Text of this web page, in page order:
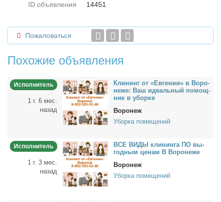
ID объявления 14451
Пожаловаться
Похожие объявления
Исполнитель
1 г. 6 мес.
назад
Кли­нинг от «Ев­ге­нии» в Во­ро­
не­же: Ваш иде­аль­ный по­мощ­
ник в убор­ке
Воронеж
Уборка помещений
Исполнитель
1 г. 3 мес.
назад
ВСЕ ВИДЫ кли­нин­га ПО вы­
год­ным це­нам В Во­ро­не­же
Воронеж
Уборка помещений